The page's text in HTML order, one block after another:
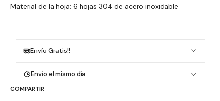
Material de la hoja: 6 hojas 304 de acero inoxidable
Envío Gratis!!
Envío el mismo día
COMPARTIR